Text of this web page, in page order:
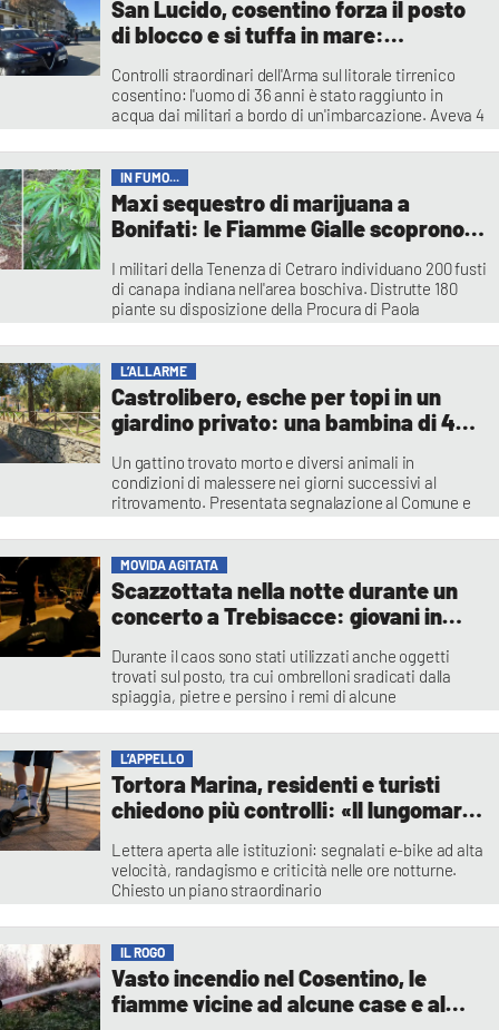
San Lucido, cosentino forza il posto
di blocco e si tuffa in mare:
Controlli straordinari dell'Arma sul litorale tirrenico
cosentino: l'uomo di 36 anni è stato raggiunto in
acqua dai militari a bordo di un'imbarcazione. Aveva 4
Redazione
IN FUMO...
Maxi sequestro di marijuana a
Bonifati: le Fiamme Gialle scoprono
VIDEO
I militari della Tenenza di Cetraro individuano 200 fusti
di canapa indiana nell'area boschiva. Distrutte 180
piante su disposizione della Procura di Paola
L’ALLARME
Castrolibero, esche per topi in un
giardino privato: una bambina di 4
Un gattino trovato morto e diversi animali in
condizioni di malessere nei giorni successivi al
ritrovamento. Presentata segnalazione al Comune e
dell'area e verifica su eventuali interventi di
derattizzazione
Rocco Sicoli
MOVIDA AGITATA
Scazzottata nella notte durante un
concerto a Trebisacce: giovani in
Durante il caos sono stati utilizzati anche oggetti
trovati sul posto, tra cui ombrelloni sradicati dalla
spiaggia, pietre e persino i remi di alcune
Redazione
L’APPELLO
Tortora Marina, residenti e turisti
chiedono più controlli: «Il lungomare
Lettera aperta alle istituzioni: segnalati e-bike ad alta
velocità, randagismo e criticità nelle ore notturne.
Chiesto un piano straordinario
IL ROGO
Vasto incendio nel Cosentino, le
fiamme vicine ad alcune case e al